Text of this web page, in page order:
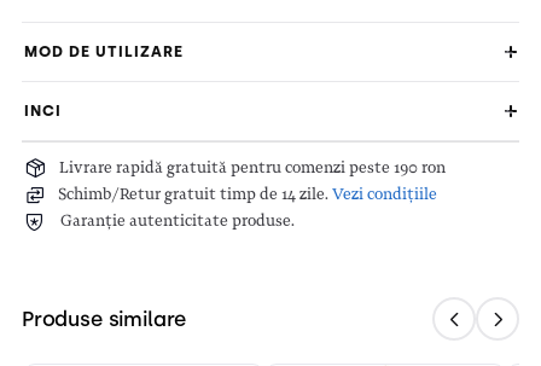
MOD DE UTILIZARE
INCI
Livrare rapidă gratuită pentru comenzi peste 190 ron
Schimb/Retur gratuit timp de 14 zile. Vezi condițiile
Garanție autenticitate produse.
Produse similare